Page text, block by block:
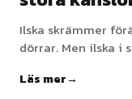
Ilska skrämmer
dörrar. Men ilska i
utan att hjälpa
Läs mer